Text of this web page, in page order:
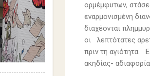
ορμέμφυτων,
εναρμονισμένη
διαχέονται
οι λεπτότατες
πριν τη αγιότητα.
ακηδίας-